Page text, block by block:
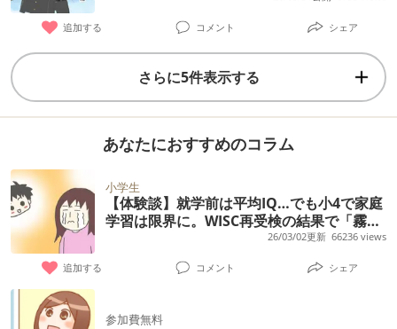
追加する コメント シェア
さらに5件表示する
あなたにおすすめのコラム
小学生
【体験談】就学前は平均IQ…でも小4で家庭
学習は限界に。WISC再受検の結果で「霧が
26/03/02更新 66236 views
追加する コメント シェア
参加費無料